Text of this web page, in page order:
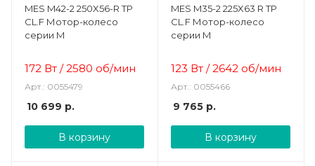
MES M42-2 250X56-R TP
CL.F Мотор-колесо
серии M
172 Вт /2580 об/мин
Арт.: 0055479
10 699 р.
В корзину
MES M35-2 225X63 R TP
CL.F Мотор-колесо
серии M
123 Вт /2642 об/мин
Арт.: 0055466
9 765 р.
В корзину